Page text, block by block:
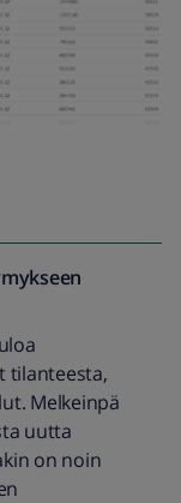
tilanteesta,
Melkeinpä
uutta
on noin